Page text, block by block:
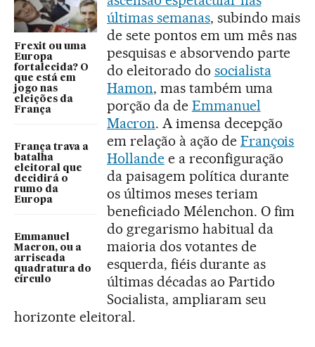
Frexit ou uma
Europa
fortalecida? O
que está em
jogo nas
eleições da
França
França trava a
batalha
eleitoral que
decidirá o
rumo da
Europa
Emmanuel
Macron, ou a
arriscada
quadratura do
círculo
últimas semanas, subindo mais
de sete pontos em um mês nas
pesquisas e absorvendo parte
do eleitorado do socialista
Hamon, mas também uma
porção da de Emmanuel
Macron. A imensa decepção
em relação à ação de François
Hollandee a reconfiguração
da paisagem política durante
os últimos meses teriam
beneficiado Mélenchon. O fim
do gregarismo habitual da
maioria dos votantes de
esquerda, fiéis durante as
últimas décadas ao Partido
Socialista, ampliaram seu
horizonte eleitoral.